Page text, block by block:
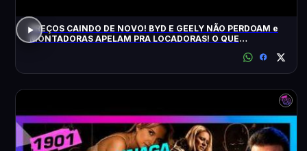
PREÇOS CAINDO DE NOVO! BYD E GEELY NÃO PERDOAM e
MONTADORAS APELAM PRA LOCADORAS! O QUE